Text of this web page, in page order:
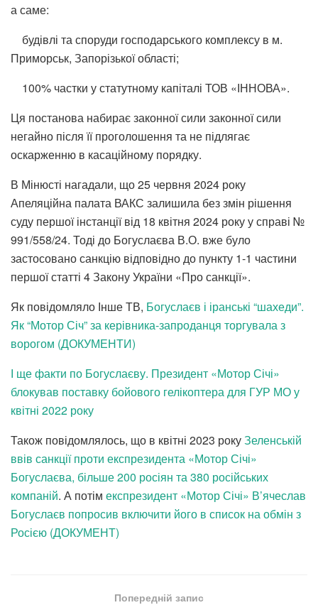
а саме:
будівлі та споруди господарського комплексу в м.
Приморськ, Запорізької області;
100% частки у статутному капіталі ТОВ «ІННОВА».
Ця постанова набирає законної сили законної сили
негайно після її проголошення та не підлягає
оскарженню в касаційному порядку.
В Мінюсті нагадали, що 25 червня 2024 року
Апеляційна палата ВАКС залишила без змін рішення
суду першої інстанції від 18 квітня 2024 року у справі №
991/558/24. Тоді до Богуслаєва В.О. вже було
застосовано санкцію відповідно до пункту 1-1 частини
першої статті 4 Закону України «Про санкції».
Як повідомляло Інше ТВ, Богуслаєв і іранські “шахеди”.
Як “Мотор Січ” за керівника-запроданця торгувала з
ворогом (ДОКУМЕНТИ)
І ще факти по Богуслаєву. Президент «Мотор Січі»
блокував поставку бойового гелікоптера для ГУР МО у
квітні 2022 року
Також повідомлялось, що в квітні 2023 рокуЗеленській
ввів санкції проти експрезидента «Мотор Січі»
Богуслаєва, більше 200 росіян та 380 російських
компаній. А потім експрезидент «Мотор Січі» В’ячеслав
Богуслаєв попросив включити його в список на обмін з
Росією (ДОКУМЕНТ)
Попередній запис